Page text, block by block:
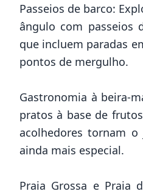
Passeios de barco:
ângulo com passeios
que incluem paradas
pontos de mergulho.
Gastronomia à beira-
pratos à base de
acolhedores tornam
ainda mais especial.
Praia Grossa e Praia